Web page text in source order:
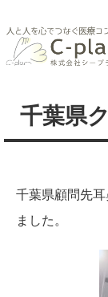
千葉県
千葉県顧問先
ました。